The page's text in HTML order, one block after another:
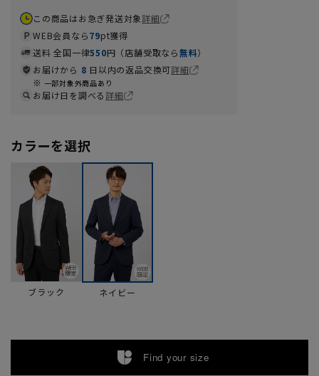
この商品はお急ぎ発送対象詳細
WEB会員なら79pt獲得
送料 全国一律550円（店舗受取なら無料）
お届けから 8 日以内の返品交換可詳細
一部対象外商品あり
お届け日を調べる詳細
カラーを選択
ブラック ネイビー
Find your size